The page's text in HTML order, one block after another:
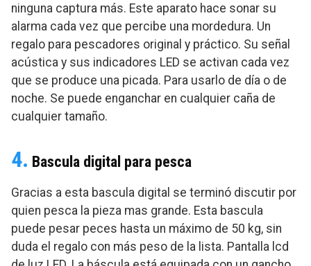
ninguna captura más. Este aparato hace sonar su
alarma cada vez que percibe una mordedura. Un
regalo para pescadores original y práctico. Su señal
acústica y sus indicadores LED se activan cada vez
que se produce una picada. Para usarlo de día o de
noche. Se puede enganchar en cualquier caña de
cualquier tamaño.
4. Bascula digital para pesca
Gracias a esta bascula digital se terminó discutir por
quien pesca la pieza mas grande. Esta bascula
puede pesar peces hasta un máximo de 50 kg, sin
duda el regalo con más peso de la lista. Pantalla lcd